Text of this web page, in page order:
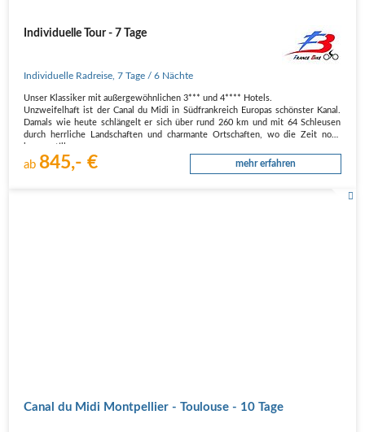
Individuelle Tour - 7 Tage
Individuelle Radreise,7 Tage/ 6 Nächte
Unser Klassiker mit außergewöhnlichen 3*** und 4**** Hotels.
Unzweifelhaft ist der Canal du Midi in Südfrankreich Europas schönster Kanal.
Damals wie heute schlängelt er sich über rund 260 km und mit 64 Schleusen
durch herrliche Landschaften und charmante Ortschaften, wo die Zeit noch
ab 845,- € mehr erfahren
Canal du Midi Montpellier - Toulouse - 10 Tage